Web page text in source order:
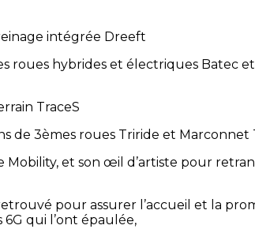
intégrée Dreeft
roues hybrides et électriques Batec
TraceS
de 3èmes roues Triride et Marconnet
et son œil d’artiste pour
pour assurer l’accueil et la
qui l’ont épaulée,